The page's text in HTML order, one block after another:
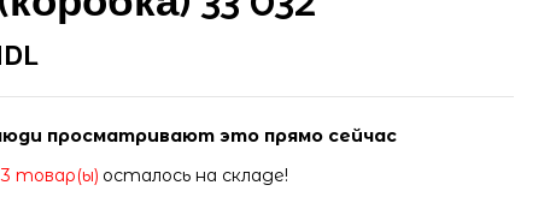
просматривают это прямо сейчас
товар(ы) осталось на складе!